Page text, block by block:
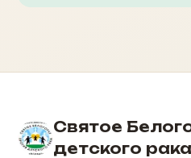
Святое
детского рака